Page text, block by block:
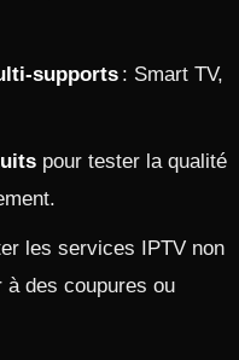
supports : Smart TV,
pour tester la qualité
les services IPTV non
des coupures ou